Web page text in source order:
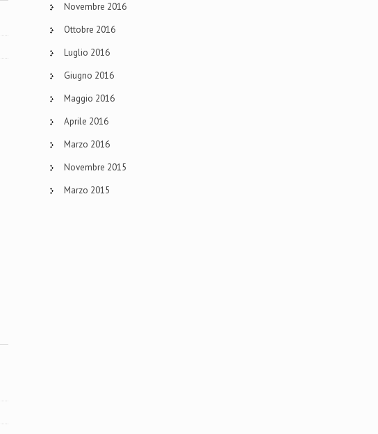
Novembre 2016
Ottobre 2016
Luglio 2016
Giugno 2016
Maggio 2016
Aprile 2016
Marzo 2016
Novembre 2015
Marzo 2015